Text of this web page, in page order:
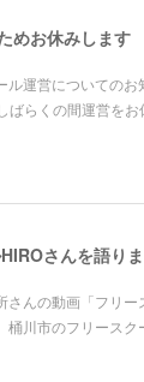
めお休みします
運営についての
ばらくの間運営を
さんを語り
んの動画「フリ
桶川市のフリース